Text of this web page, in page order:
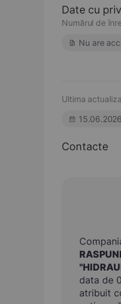
Date cu
Numărul de
Nu are
Ultima
15.06.2026
Contacte
data de
atribuit